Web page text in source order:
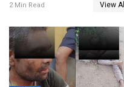
ഊർജ്ജിതമാക്കിമാക്കി
2 Min Read View All